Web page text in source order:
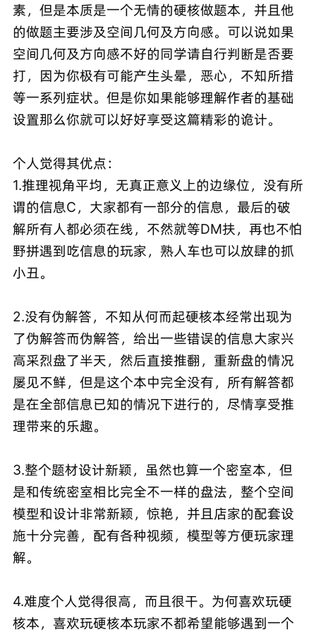
素，但是本质是一个无情的硬核做题本，并且他
的做题主要涉及空间几何及方向感。可以说如果
空间几何及方向感不好的同学请自行判断是否要
打，因为你极有可能产生头晕，恶心，不知所措
等一系列症状。但是你如果能够理解作者的基础
设置那么你就可以好好享受这篇精彩的诡计。
个人觉得其优点：
1.推理视角平均，无真正意义上的边缘位，没有所
谓的信息C，大家都有一部分的信息，最后的破
解所有人都必须在线，不然就等DM扶，再也不怕
野拼遇到吃信息的玩家，熟人车也可以放肆的抓
小丑。
2.没有伪解答，不知从何而起硬核本经常出现为
了伪解答而伪解答，给出一些错误的信息大家兴
高采烈盘了半天，然后直接推翻，重新盘的情况
屡见不鲜，但是这个本中完全没有，所有解答都
是在全部信息已知的情况下进行的，尽情享受推
理带来的乐趣。
3.整个题材设计新颖，虽然也算一个密室本，但
是和传统密室相比完全不一样的盘法，整个空间
模型和设计非常新颖，惊艳，并且店家的配套设
施十分完善，配有各种视频，模型等方便玩家理
解。
4.难度个人觉得很高，而且很干。为何喜欢玩硬
核本，喜欢玩硬核本玩家不都希望能够遇到一个